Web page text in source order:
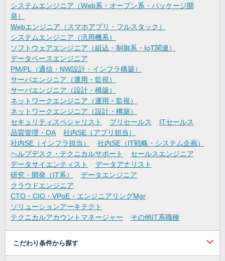
システムエンジニア（Web系・オープン系・パッケージ開
発）
Webエンジニア（スマホアプリ・フルスタック）
システムエンジニア（汎用機系）
ソフトウェアエンジニア（組込・制御系・IoT関連）
データベースエンジニア
PM/PL（通信・NW設計・インフラ構築）
サーバエンジニア（運用・監視）
サーバエンジニア（設計・構築）
ネットワークエンジニア（運用・監視）
ネットワークエンジニア（設計・構築）
セキュリティスペシャリスト
プリセールス
ITセールス
品質管理・QA
社内SE（アプリ担当）
社内SE（インフラ担当）
社内SE（IT戦略・システム企画）
ヘルプデスク・テクニカルサポート
セールスエンジニア
データサイエンティスト
データアナリスト
研究・開発（IT系）
データエンジニア
クラウドエンジニア
CTO・CIO・VPoE・エンジニアリングMgr
ソリューションアーキテクト
テクニカルアカウントマネージャー
その他IT系職種
こだわり条件から探す